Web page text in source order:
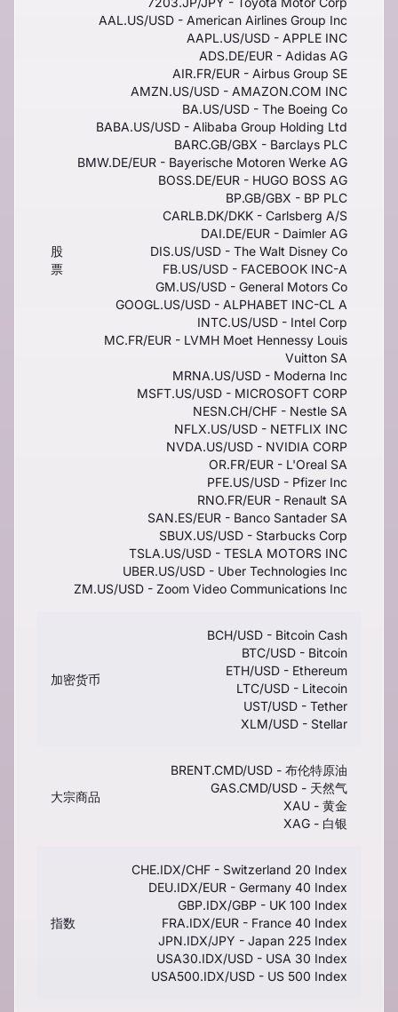
股
票
AAL.US/USD - American Airlines Group Inc
AAPL.US/USD - APPLE INC
ADS.DE/EUR - Adidas AG
AIR.FR/EUR - Airbus Group SE
AMZN.US/USD - AMAZON.COM INC
BA.US/USD - The Boeing Co
BABA.US/USD - Alibaba Group Holding Ltd
BARC.GB/GBX - Barclays PLC
BMW.DE/EUR - Bayerische Motoren Werke AG
BOSS.DE/EUR - HUGO BOSS AG
BP.GB/GBX - BP PLC
CARLB.DK/DKK - Carlsberg A/S
DAI.DE/EUR - Daimler AG
DIS.US/USD - The Walt Disney Co
FB.US/USD - FACEBOOK INC-A
GM.US/USD - General Motors Co
GOOGL.US/USD - ALPHABET INC-CL A
INTC.US/USD - Intel Corp
MC.FR/EUR - LVMH Moet Hennessy Louis
Vuitton SA
MRNA.US/USD - Moderna Inc
MSFT.US/USD - MICROSOFT CORP
NESN.CH/CHF - Nestle SA
NFLX.US/USD - NETFLIX INC
NVDA.US/USD - NVIDIA CORP
OR.FR/EUR - L'Oreal SA
PFE.US/USD - Pfizer Inc
RNO.FR/EUR - Renault SA
SAN.ES/EUR - Banco Santader SA
SBUX.US/USD - Starbucks Corp
TSLA.US/USD - TESLA MOTORS INC
UBER.US/USD - Uber Technologies Inc
ZM.US/USD - Zoom Video Communications Inc
加密货币
BCH/USD - Bitcoin Cash
BTC/USD - Bitcoin
ETH/USD - Ethereum
LTC/USD - Litecoin
UST/USD - Tether
XLM/USD - Stellar
大宗商品
BRENT.CMD/USD - 布伦特原油
GAS.CMD/USD - 天然气
XAU - 黄金
XAG - 白银
指数
CHE.IDX/CHF - Switzerland 20 Index
DEU.IDX/EUR - Germany 40 Index
GBP.IDX/GBP - UK 100 Index
FRA.IDX/EUR - France 40 Index
JPN.IDX/JPY - Japan 225 Index
USA30.IDX/USD - USA 30 Index
USA500.IDX/USD - US 500 Index